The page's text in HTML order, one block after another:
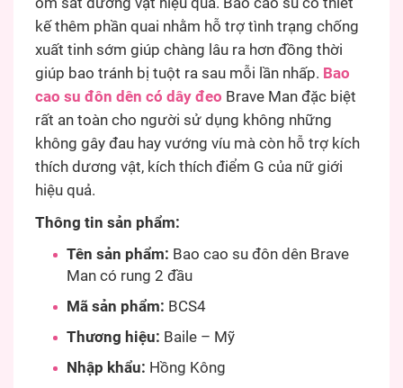
ôm sát dương vật hiệu quả. Bao cao su có thiết
kế thêm phần quai nhằm hỗ trợ tình trạng chống
xuất tinh sớm giúp chàng lâu ra hơn đồng thời
giúp bao tránh bị tuột ra sau mỗi lần nhấp. Bao
cao su đôn dên có dây đeo Brave Man đặc biệt
rất an toàn cho người sử dụng không những
không gây đau hay vướng víu mà còn hỗ trợ kích
thích dương vật, kích thích điểm G của nữ giới
hiệu quả.
Thông tin sản phẩm:
Tên sản phẩm: Bao cao su đôn dên Brave
Man có rung 2 đầu
Mã sản phẩm: BCS4
Thương hiệu: Baile – Mỹ
Nhập khẩu: Hồng Kông